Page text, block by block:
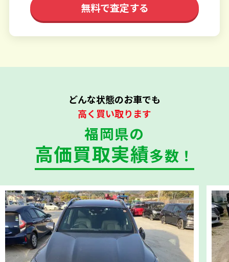
無料で査定する
どんな状態のお車でも
高く買い取ります
福岡県の
高価買取実績多数！